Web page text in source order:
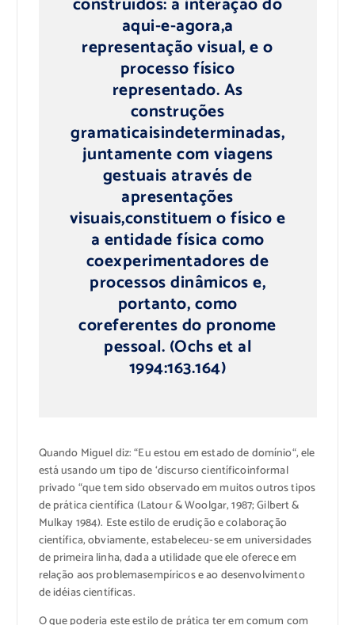
aqui-e-agora,a
representaçãovisual,e o
processofísico
representado.As
construções
gramaticaisindeterminadas,
juntamente com viagens
gestuais através de
apresentações
visuais,constituem ofísicoe
a entidade física como
coexperimentadoresde
processos dinâmicose,
portanto, como
coreferentesdo pronome
pessoal. (Ochset al
1994:163.164)
Quando Migueldiz: “Euestou emestadode domínio“, ele
está usandoum tipo de‘discurso científicoinformal
privado “quetem sido observado emmuitos outros tipos
deprática científica(Latour&Woolgar, 1987;Gilbert &
Mulkay1984). Este estilo deerudição ecolaboração
científica, obviamente,estabeleceu-seem universidades
de primeira linha, dada autilidadeque ele ofereceem
relação aos problemasempíricos eao desenvolvimento
deidéias científicas.